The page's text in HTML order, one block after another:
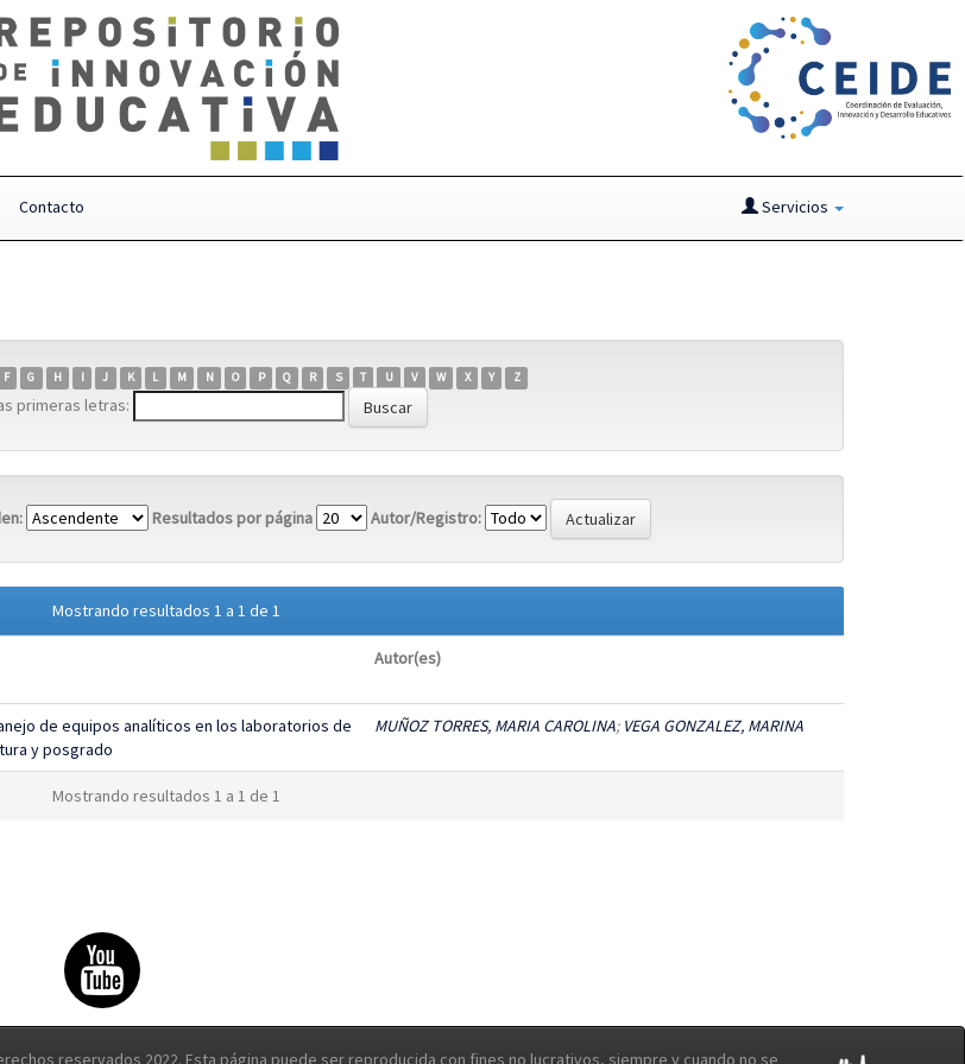
Contacto Servicios
F G H I J K L M N O P Q R S T U V W X Y Z
primeras letras:
Resultados por página Autor/Registro:
Mostrando resultados 1 a 1 de 1
Autor(es)
de equipos analíticos en los laboratorios de
y posgrado
MUÑOZ TORRES, MARIA CAROLINA; VEGA GONZALEZ, MARINA
Mostrando resultados 1 a 1 de 1